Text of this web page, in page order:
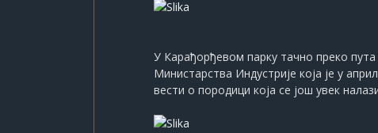
У Карађорђевом парку тачно преко
Министарства Индустрије која је у
вести о породици која се још увек